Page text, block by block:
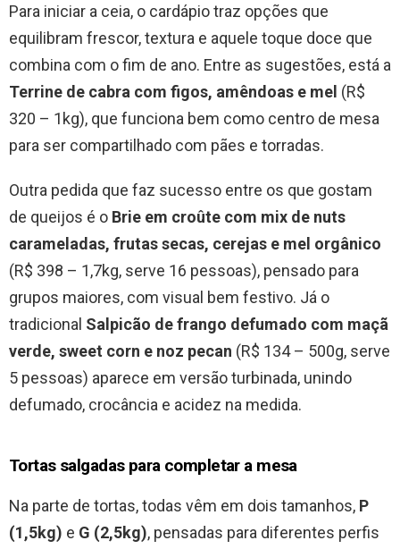
Para iniciar a ceia, o cardápio traz opções que
equilibram frescor, textura e aquele toque doce que
combina com o fim de ano. Entre as sugestões, está a
Terrine de cabra com figos, amêndoas e mel (R$
320 – 1kg), que funciona bem como centro de mesa
para ser compartilhado com pães e torradas.
Outra pedida que faz sucesso entre os que gostam
de queijos é o Brie em croûte com mix de nuts
carameladas, frutas secas, cerejas e mel orgânico
(R$ 398 – 1,7kg, serve 16 pessoas), pensado para
grupos maiores, com visual bem festivo. Já o
tradicional Salpicão de frango defumado com maçã
verde, sweet corn e noz pecan (R$ 134 – 500g, serve
5 pessoas) aparece em versão turbinada, unindo
defumado, crocância e acidez na medida.
Tortas salgadas para completar a mesa
Na parte de tortas, todas vêm em dois tamanhos, P
(1,5kg) e G (2,5kg), pensadas para diferentes perfis